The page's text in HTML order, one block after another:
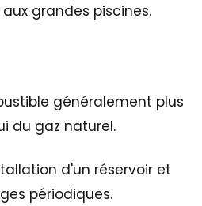
grandes piscines.
généralement plus
du gaz naturel.
d'un réservoir et
périodiques.